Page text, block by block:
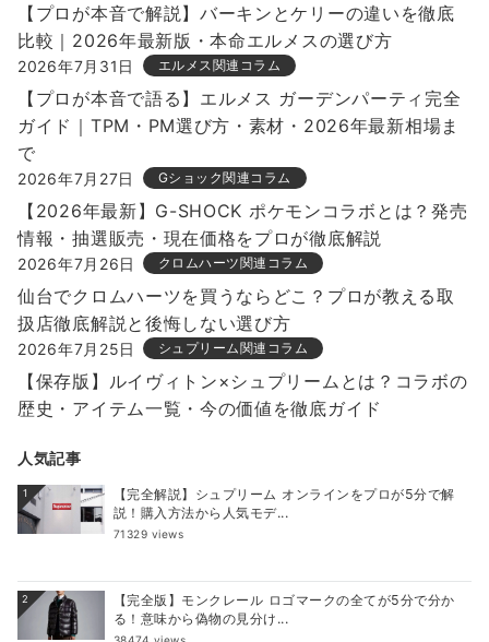
【プロが本音で解説】バーキンとケリーの違いを徹底
比較｜2026年最新版・本命エルメスの選び方
2026年7月31日 エルメス関連コラム
【プロが本音で語る】エルメス ガーデンパーティ完全
ガイド｜TPM・PM選び方・素材・2026年最新相場ま
で
2026年7月27日 Gショック関連コラム
【2026年最新】G-SHOCK ポケモンコラボとは？発売
情報・抽選販売・現在価格をプロが徹底解説
2026年7月26日 クロムハーツ関連コラム
仙台でクロムハーツを買うならどこ？プロが教える取
扱店徹底解説と後悔しない選び方
2026年7月25日 シュプリーム関連コラム
【保存版】ルイヴィトン×シュプリームとは？コラボの
歴史・アイテム一覧・今の価値を徹底ガイド
人気記事
1
【完全解説】シュプリーム オンラインをプロが5分で解
説！購入方法から人気モデ...
71329 views
2
【完全版】モンクレール ロゴマークの全てが5分で分か
る！意味から偽物の見分け...